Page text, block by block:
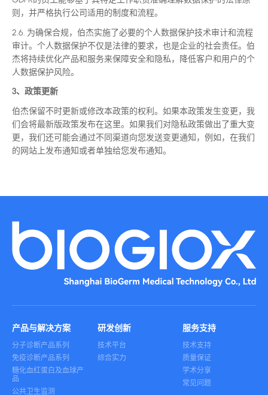
则，并严格执行公司适用的制度和流程。
2.6. 为确保合规，伯杰实施了必要的个人数据保护技术审计和流程
审计。个人数据保护不仅是法律的要求，也是企业的社会责任。伯
杰将持续优化产品和服务来保障安全和隐私，降低客户和用户的个
人数据保护风险。
3、政策更新
伯杰保留不时更新或修改本政策的权利。如果本政策发生变更，我
们会将最新版政策发布在这里。如果我们对隐私政策做出了重大变
更，我们还可能会通过不同渠道向您发送变更通知，例如，在我们
的网站上发布通知或者单独给您发布通知。
产品与解决方案
分子诊断产品系列
免疫诊断产品系列
糖化血红蛋白及血球产
品
公共卫生监测
研发创新
技术平台
综合实力
服务支持
技术支持
质量保证
学术分享
常见问题